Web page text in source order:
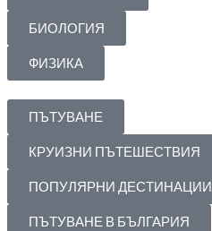
БИОЛОГИЯ
ФИЗИКА
ПЪТУВАНЕ
КРУИЗНИ ПЪТЕШЕСТВИЯ
ПОПУЛЯРНИ ДЕСТИНАЦИИ
ПЪТУВАНЕ В БЪЛГАРИЯ